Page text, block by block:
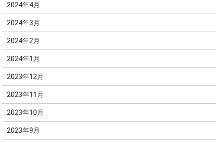
2024年4月
2024年3月
2024年2月
2024年1月
2023年12月
2023年11月
2023年10月
2023年9月